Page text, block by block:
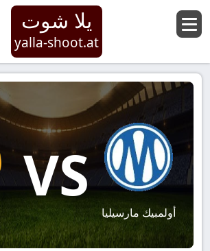
يلا شوت
yalla-shoot.at
أولمبيك مارسيليا
VS